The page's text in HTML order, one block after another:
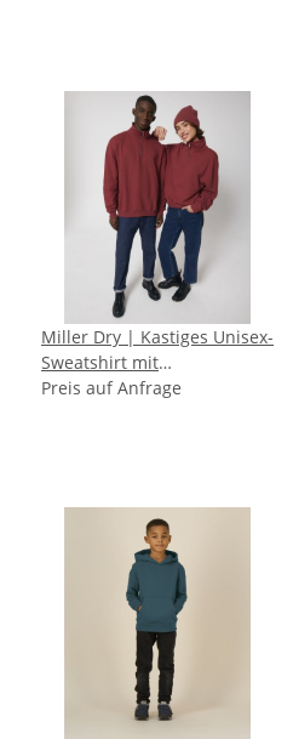
Miller Dry | Kastiges Unisex-
Sweatshirt mit
Viertelreißverschluss und
Preis auf Anfrage